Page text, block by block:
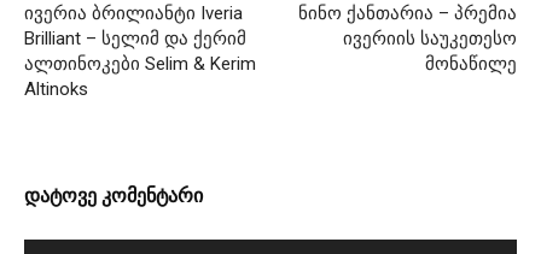
ივერია ბრილიანტი Iveria
Brilliant – სელიმ და ქერიმ
ალთინოკები Selim & Kerim
Altinoks
ნინო ქანთარია – პრემია
ივერიის საუკეთესო
მონაწილე
დატოვე კომენტარი